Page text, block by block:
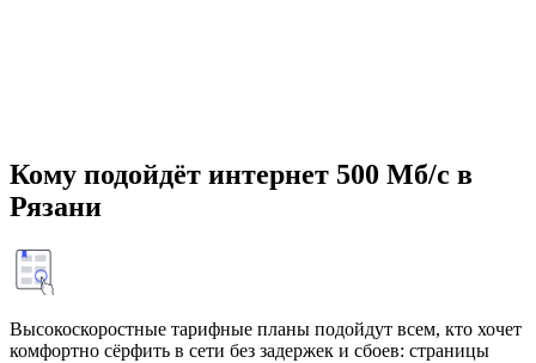
Кому подойдёт интернет 500 Мб/с в
Рязани
Высокоскоростные тарифные планы подойдут всем, кто хочет
комфортно сёрфить в сети без задержек и сбоев: страницы